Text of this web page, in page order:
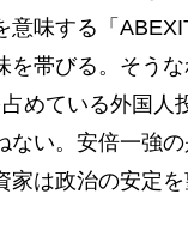
意味する「
を帯びる。そう
めている外国人
ない。安倍一強
家は政治の安定